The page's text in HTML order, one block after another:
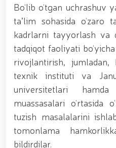
tanishdi. //Milliy
polkovnik B.Tashmatov
o'rganish ishlarini olib
ilm-fan va pedagogik
istiqbollari”
amaliy konferensiyasi
qo‘mondoni general-
manzilli ishlarini
oshirdi. // Samarqand
xavfsiz muhitni
ishonchli taʼminlash
oshirildi. // Yoshlar
doimiy e’tiborda. //
general-polkovnik
Bo‘lib o‘tgan uchrashuv
taʼlim sohasida o‘zaro
kadrlarni tayyorlash va
tadqiqot faoliyati
rivojlantirish,
texnik instituti va
universitetlari
muassasalari o‘rtasida
tuzish masalalarini
tomonlama
bildirdilar.